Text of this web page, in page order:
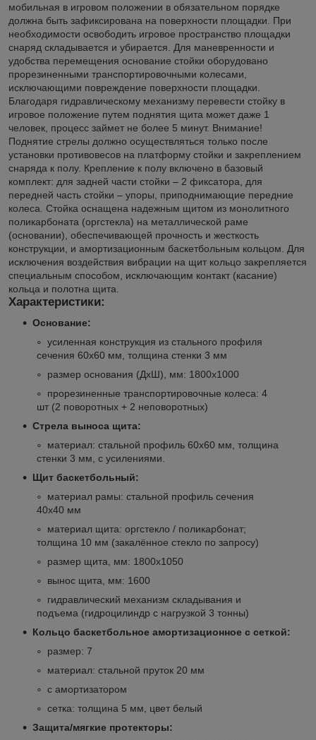
мобильная в игровом положении в обязательном порядке
должна быть зафиксирована на поверхности площадки. При
необходимости освободить игровое пространство площадки
снаряд складывается и убирается. Для маневренности и
удобства перемещения основание стойки оборудовано
прорезиненными транспортировочными колесами,
исключающими повреждение поверхности площадки.
Благодаря гидравлическому механизму перевести стойку в
игровое положение путем поднятия щита может даже 1
человек, процесс займет не более 5 минут. Внимание!
Поднятие стрелы должно осуществляться только после
установки противовесов на платформу стойки и закреплением
снаряда к полу. Крепление к полу включено в базовый
комплект: для задней части стойки – 2 фиксатора, для
передней часть стойки – упоры, приподнимающие передние
колеса. Стойка оснащена надежным щитом из монолитного
поликарбоната (оргстекла) на металлической раме
(основании), обеспечивающей прочность и жесткость
конструкции, и амортизационным баскетбольным кольцом. Для
исключения воздействия вибрации на щит кольцо закрепляется
специальным способом, исключающим контакт (касание)
кольца и полотна щита.
Характеристики:
Основание:
усиленная конструкция из стального профиля
сечения 60х60 мм, толщина стенки 3 мм
размер основания (ДхШ), мм: 1800х1000
прорезиненные транспортировочные колеса: 4
шт (2 поворотных + 2 неповоротных)
Стрела выноса щита:
материал: стальной профиль 60х60 мм, толщина
стенки 3 мм, с усилениями.
Щит баскетбольный:
материал рамы: стальной профиль сечения
40х40 мм
материал щита: оргстекло / поликарбонат;
толщина 10 мм (закалённое стекло по запросу)
размер щита, мм: 1800х1050
вынос щита, мм: 1600
гидравлический механизм складывания и
подъема (гидроцилиндр с нагрузкой 3 тонны)
Кольцо баскетбольное амортизационное с сеткой:
размер: 7
материал: стальной пруток 20 мм
с амортизатором
сетка: толщина 5 мм, цвет белый
Защита/мягкие протекторы: